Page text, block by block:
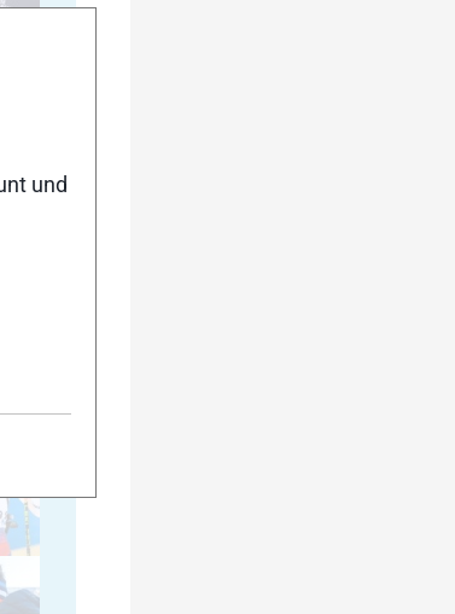
und